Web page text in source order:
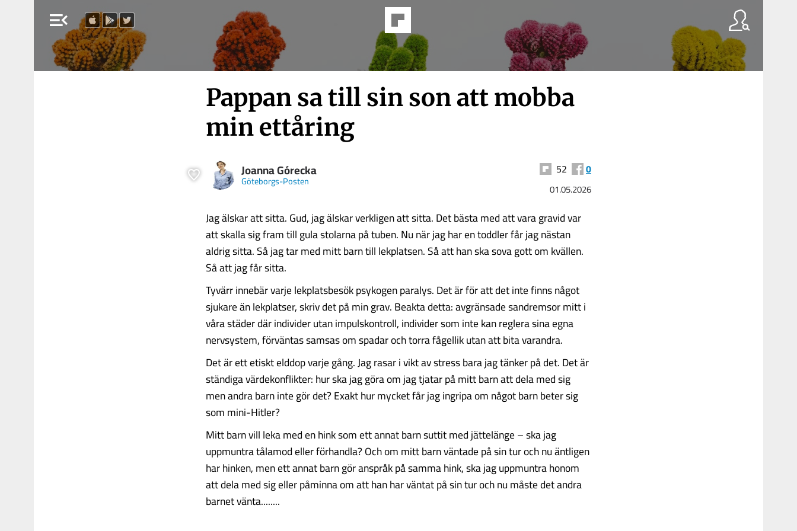
menu_open
Pappan sa till sin son att mobba
min ettåring
Joanna Górecka
Göteborgs-Posten
52 0
01.05.2026
Jag älskar att sitta. Gud, jag älskar verkligen att sitta. Det bästa med att vara gravid var
att skalla sig fram till gula stolarna på tuben. Nu när jag har en toddler får jag nästan
aldrig sitta. Så jag tar med mitt barn till lekplatsen. Så att han ska sova gott om kvällen.
Så att jag får sitta.
Tyvärr innebär varje lekplatsbesök psykogen paralys. Det är för att det inte finns något
sjukare än lekplatser, skriv det på min grav. Beakta detta: avgränsade sandremsor mitt i
våra städer där individer utan impulskontroll, individer som inte kan reglera sina egna
nervsystem, förväntas samsas om spadar och torra fågellik utan att bita varandra.
Det är ett etiskt elddop varje gång. Jag rasar i vikt av stress bara jag tänker på det. Det är
ständiga värdekonflikter: hur ska jag göra om jag tjatar på mitt barn att dela med sig
men andra barn inte gör det? Exakt hur mycket får jag ingripa om något barn beter sig
som mini-Hitler?
Mitt barn vill leka med en hink som ett annat barn suttit med jättelänge – ska jag
uppmuntra tålamod eller förhandla? Och om mitt barn väntade på sin tur och nu äntligen
har hinken, men ett annat barn gör anspråk på samma hink, ska jag uppmuntra honom
att dela med sig eller påminna om att han har väntat på sin tur och nu måste det andra
barnet vänta........